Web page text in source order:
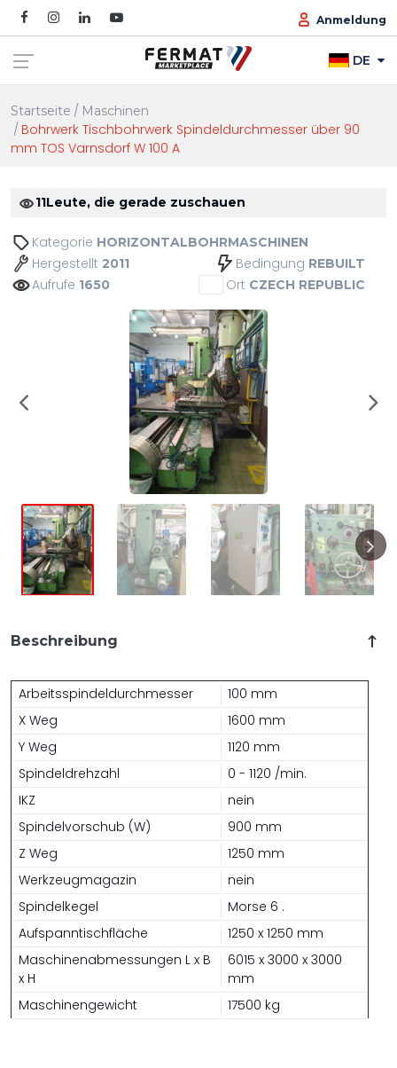
Anmeldung
DE
Startseite Maschinen
Bohrwerk Tischbohrwerk Spindeldurchmesser über 90
mm TOS Varnsdorf W 100 A
11Leute, die gerade zuschauen
Kategorie HORIZONTALBOHRMASCHINEN
Hergestellt 2011 Bedingung REBUILT
Aufrufe 1650 Ort CZECH REPUBLIC
Beschreibung
Arbeitsspindeldurchmesser
100 mm
X Weg
1600 mm
Y Weg
1120 mm
Spindeldrehzahl
0 - 1120 /min.
IKZ
nein
Spindelvorschub (W)
900 mm
Z Weg
1250 mm
Werkzeugmagazin
nein
Spindelkegel
Morse 6 .
Aufspanntischfläche
1250 x 1250 mm
Maschinenabmessungen L x B
x H
6015 x 3000 x 3000
mm
Maschinengewicht
17500 kg